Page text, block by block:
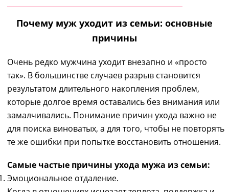
Почему муж уходит из семьи: основные
причины
Очень редко мужчина уходит внезапно и «просто
так». В большинстве случаев разрыв становится
результатом длительного накопления проблем,
которые долгое время оставались без внимания или
замалчивались. Понимание причин ухода важно не
для поиска виноватых, а для того, чтобы не повторять
те же ошибки при попытке восстановить отношения.
Самые частые причины ухода мужа из семьи:
Эмоциональное отдаление.